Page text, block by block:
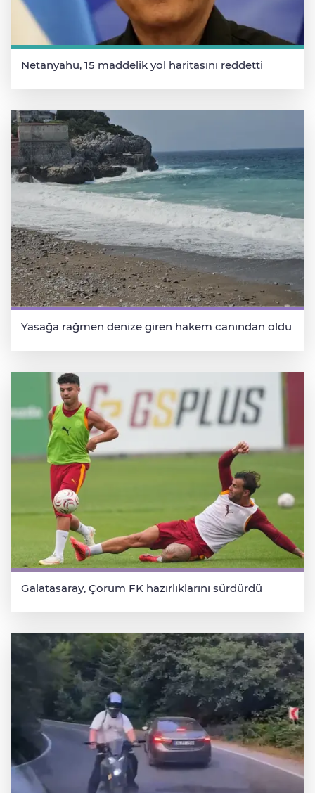
Netanyahu, 15 maddelik yol haritasını reddetti
Yasağa rağmen denize giren hakem canından oldu
Galatasaray, Çorum FK hazırlıklarını sürdürdü